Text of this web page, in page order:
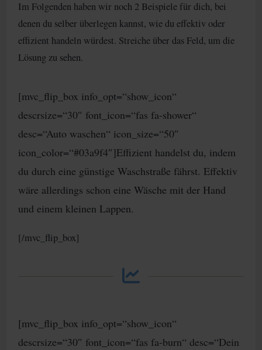
Im Folgenden haben wir noch 2 Beispiele für dich, bei
denen du selber überlegen kannst, wie du effektiv oder
effizient handeln würdest. Streiche über das Feld, um die
Lösung zu sehen.
[mvc_flip_box info_opt=“show_icon“
descrsize=“30″ font_icon=“fas fa-shower“
desc=“Auto waschen“ icon_size=“50″
icon_color=“#03a9f4″]Effizient handelst du, indem
du durch eine günstige Waschstraße fährst. Effektiv
wäre allerdings schon eine Wäsche mit der Hand
und einem kleinen Lappen.
[/mvc_flip_box]
[mvc_flip_box info_opt=“show_icon“
descrsize=“30″ font_icon=“fas fa-burn“ desc=“Dein